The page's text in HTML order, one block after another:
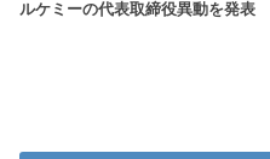
ルケミーの代表取締役異動を発表